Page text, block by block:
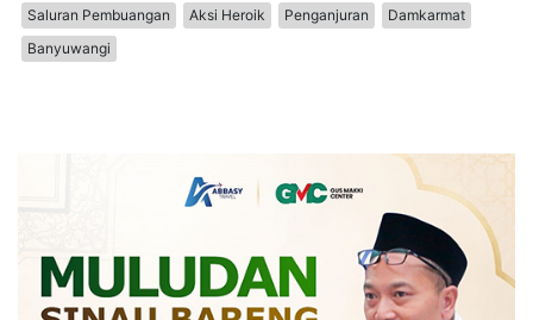
Saluran Pembuangan
Aksi Heroik Penganjuran
Damkarmat
Banyuwangi